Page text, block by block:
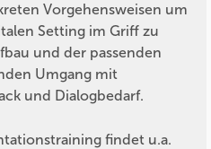
Vorgehensweisen um
Setting im Griff zu
und der passenden
Umgang mit
und Dialogbedarf.
findet u.a.